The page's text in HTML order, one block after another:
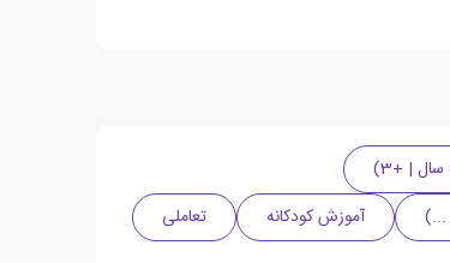
...) آموزش کودکانه
تعاملی